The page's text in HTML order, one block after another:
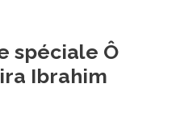
spéciale Ô
Ibrahim